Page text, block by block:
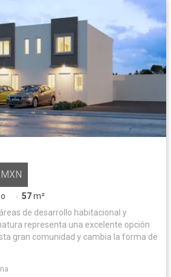
· 57m²
de desarrollo habitacional y
representa una excelente opción
gran comunidad y cambia la forma de